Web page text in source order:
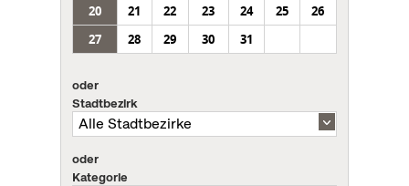
20
21 22 23 24 25
26
27
28 29 30 31
oder
Stadtbezirk
oder
Kategorie